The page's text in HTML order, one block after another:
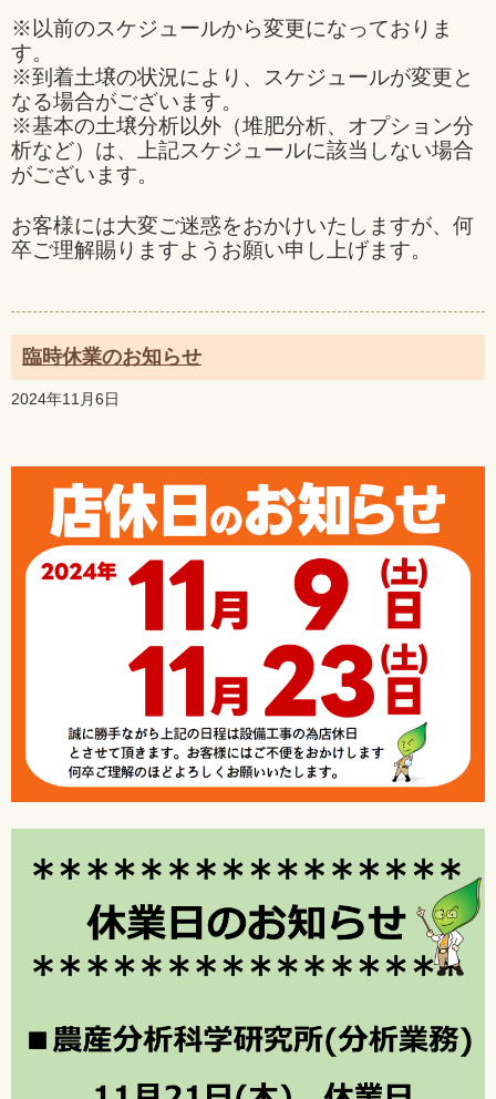
※以前のスケジュールから変更になっておりま
す。
※到着土壌の状況により、スケジュールが変更と
なる場合がございます。
※基本の土壌分析以外（堆肥分析、オプション分
析など）は、上記スケジュールに該当しない場合
がございます。
お客様には大変ご迷惑をおかけいたしますが、何
卒ご理解賜りますようお願い申し上げます。
臨時休業のお知らせ
2024年11月6日